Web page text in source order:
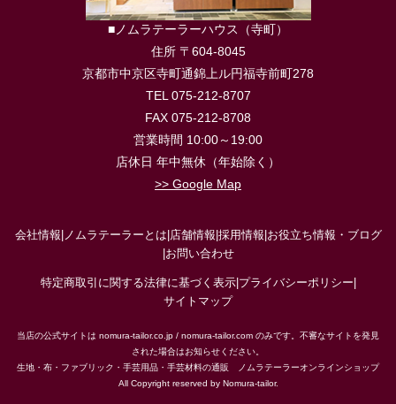
■ノムラテーラーハウス（寺町）
住所 〒604-8045
京都市中京区寺町通錦上ル円福寺前町278
TEL 075-212-8707
FAX 075-212-8708
営業時間 10:00～19:00
店休日 年中無休（年始除く）
>> Google Map
会社情報 ノムラテーラーとは 店舗情報 採用情報 お役立ち情報・ブログ
お問い合わせ
特定商取引に関する法律に基づく表示| プライバシーポリシー
サイトマップ
当店の公式サイトは nomura-tailor.co.jp / nomura-tailor.com のみです。不審なサイトを発見
された場合はお知らせください。
生地・布・ファブリック・手芸用品・手芸材料の通販 ノムラテーラーオンラインショップ
All Copyright reserved by Nomura-tailor.